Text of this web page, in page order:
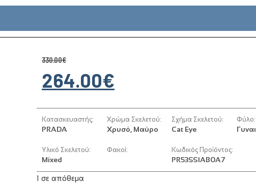
330.00€
264.00€
Κατασκευαστής:
PRADA
Χρώμα Σκελετού:
Χρυσό, Μαύρο
Σχήμα Σκελετού:
Cat Eye
Φύλο:
Υλικό Σκελετού:
Mixed
Φακοί: Κωδικός Προϊόντος:
PR53SS1AB0A7
1 σε απόθεμα